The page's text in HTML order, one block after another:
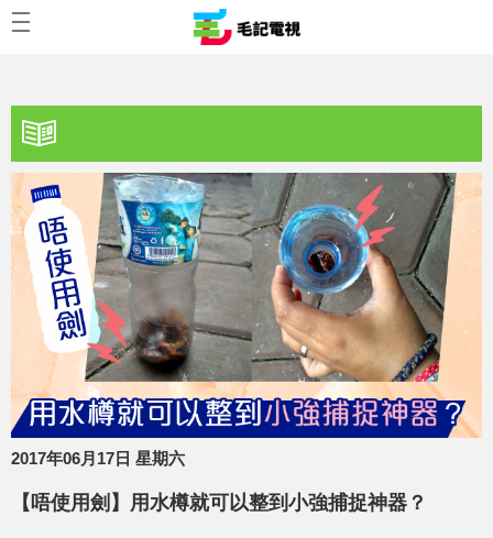
2017年06月17日 星期六
【唔使用劍】用水樽就可以整到小強捕捉神器？